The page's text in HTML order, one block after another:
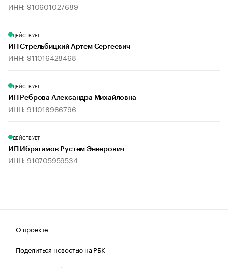
ИНН: 910601027689
ДЕЙСТВУЕТ
ИП Стрельбицкий Артем Сергеевич
ИНН: 911016428468
ДЕЙСТВУЕТ
ИП Реброва Александра Михайловна
ИНН: 911018986796
ДЕЙСТВУЕТ
ИП Ибрагимов Рустем Энверович
ИНН: 910705959534
О проекте
Поделиться новостью на РБК